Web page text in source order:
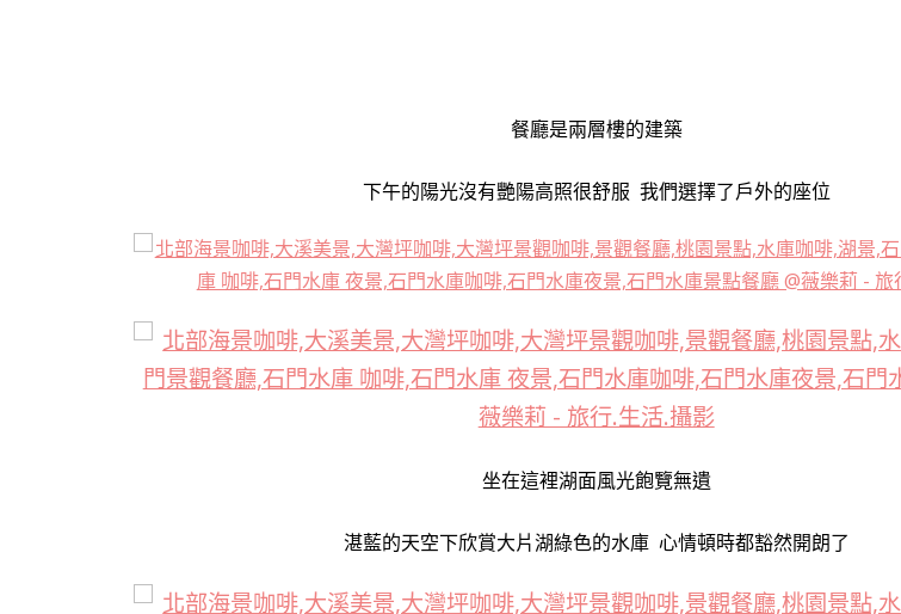
餐廳是兩層樓的建築
下午的陽光沒有艷陽高照很舒服 我們選擇了戶外的座位
坐在這裡湖面風光飽覽無遺
湛藍的天空下欣賞大片湖綠色的水庫 心情頓時都豁然開朗了